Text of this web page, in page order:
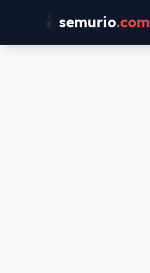
semurio.com